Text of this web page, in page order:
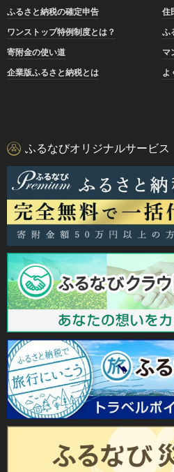
ふるさと納税の確定申告
住
ワンストップ特例制度とは？
ふ
寄附金の使い道
マ
企業版ふるさと納税とは
よ
ふるなびオリジナルサービス